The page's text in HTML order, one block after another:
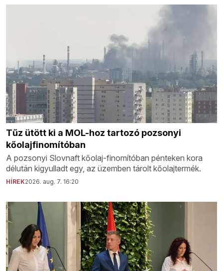
Tűz ütött ki a MOL-hoz tartozó pozsonyi
kőolajfinomítóban
A pozsonyi Slovnaft kőolaj-finomítóban pénteken kora
délután kigyulladt egy, az üzemben tárolt kőolajtermék.
HÍREK2026. aug. 7. 16:20